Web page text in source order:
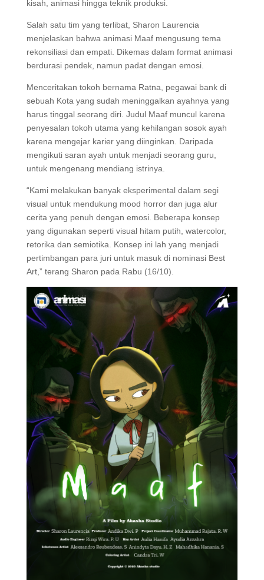
kisah, animasi hingga teknik produksi.
Salah satu tim yang terlibat, Sharon Laurencia
menjelaskan bahwa animasi Maaf mengusung tema
rekonsiliasi dan empati. Dikemas dalam format animasi
berdurasi pendek, namun padat dengan emosi.
Menceritakan tokoh bernama Ratna, pegawai bank di
sebuah Kota yang sudah meninggalkan ayahnya yang
harus tinggal seorang diri. Judul Maaf muncul karena
penyesalan tokoh utama yang kehilangan sosok ayah
karena mengejar karier yang diinginkan. Daripada
mengikuti saran ayah untuk menjadi seorang guru,
untuk mengenang mendiang istrinya.
“Kami melakukan banyak eksperimental dalam segi
visual untuk mendukung mood horror dan juga alur
cerita yang penuh dengan emosi. Beberapa konsep
yang digunakan seperti visual hitam putih, watercolor,
retorika dan semiotika. Konsep ini lah yang menjadi
pertimbangan para juri untuk masuk di nominasi Best
Art,” terang Sharon pada Rabu (16/10).